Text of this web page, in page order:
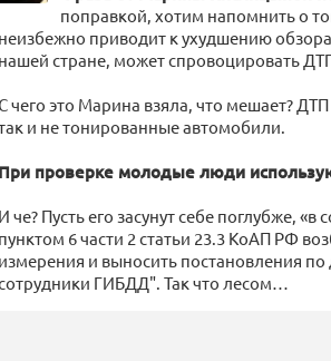
поправкой, хотим напомнить о
неизбежно приводит к ухудшению
нашей стране, может спровоцировать
C чего это Марина взяла, что мешает?
и не тонированные автомобили.
При проверке молодые люди
И че? Пусть его засунут себе поглубже, «в
пунктом 6 части 2 статьи 23.3 КоАП РФ
измерения и выносить постановления
ГИБДД". Так что лесом…